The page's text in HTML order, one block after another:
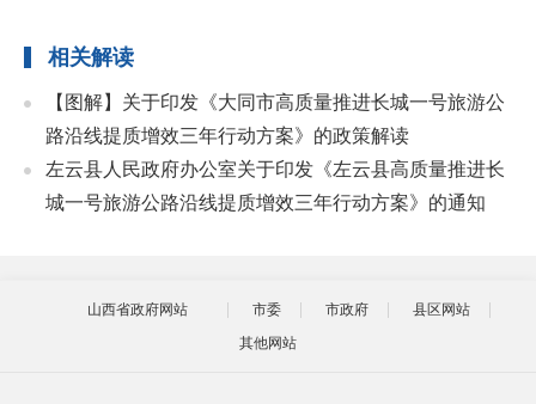
相关解读
【图解】关于印发《大同市高质量推进长城一号旅游公
路沿线提质增效三年行动方案》的政策解读
左云县人民政府办公室关于印发《左云县高质量推进长
城一号旅游公路沿线提质增效三年行动方案》的通知
山西省政府网站 市委 市政府
县区网站
其他网站